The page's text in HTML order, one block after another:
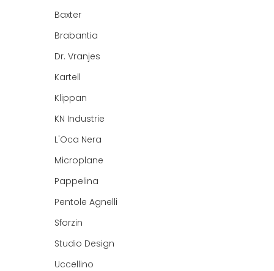
Baxter
Brabantia
Dr. Vranjes
Kartell
Klippan
KN Industrie
L'Oca Nera
Microplane
Pappelina
Pentole Agnelli
Sforzin
Studio Design
Uccellino